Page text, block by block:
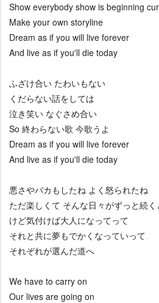
Show everybody show is beginning
Make your own storyline
Dream as if you will live forever
And live as if you'll die today
ふざけ合い たわいもない
くだらない話をしては
泣き笑い なぐさめ合い
So 終わらない歌 今歌うよ
Dream as if you will live forever
And live as if you'll die today
悪さやバカもしたね よく怒られたね
ただ楽しくて そんな日々がずっと続
けど気付けば大人になってって
それと共に夢もでかくなっていって
それぞれが選んだ道へ
We have to carry on
Our lives are going on